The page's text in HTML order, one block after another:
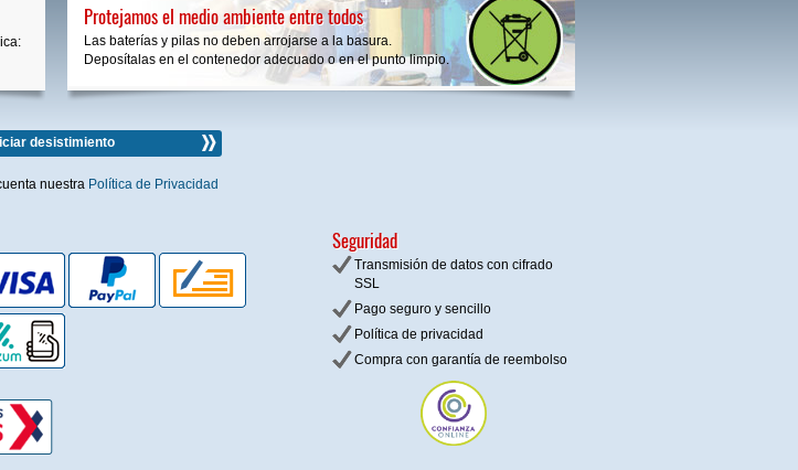
Protejamos el medio ambiente entre todos
Las baterías y pilas no deben arrojarse a la basura.
Deposítalas en el contenedor adecuado o en el punto limpio.
desistimiento
nuestra Política de Privacidad
Seguridad
Transmisión de datos con cifrado
SSL
Pago seguro y sencillo
Política de privacidad
Compra con garantía de reembolso